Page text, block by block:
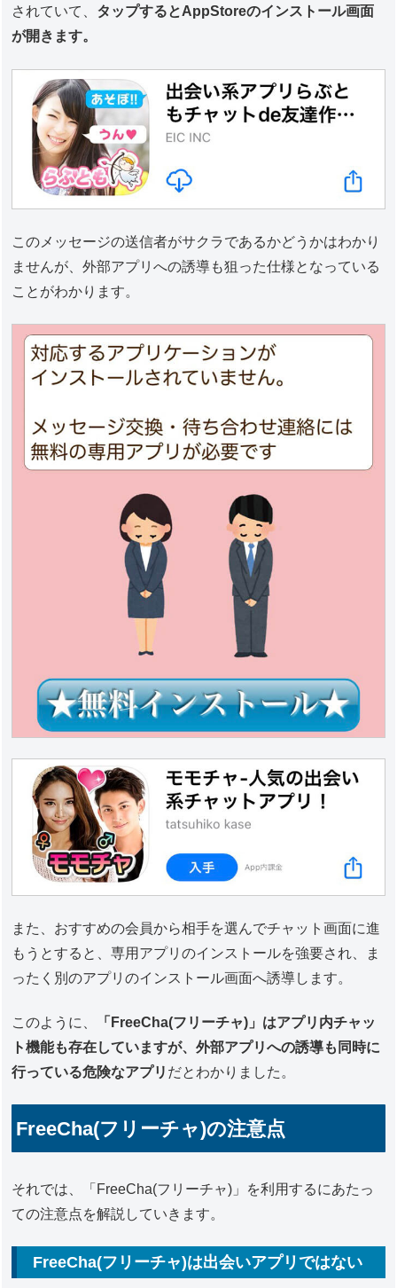
されていて、 タップするとAppStoreのインストール画面
が開きます。
このメッセージの送信者がサクラであるかどうかはわかり
ませんが、外部アプリへの誘導も狙った仕様となっている
ことがわかります。
また、おすすめの会員から相手を選んでチャット画面に進
もうとすると、専用アプリのインストールを強要され、ま
ったく別のアプリのインストール画面へ誘導します。
このように、
「FreeCha(フリーチャ)」はアプリ内チャッ
ト機能も存在していますが、外部アプリへの誘導も同時に
行っている危険なアプリ だとわかりました。
FreeCha(フリーチャ)の注意点
それでは、「FreeCha(フリーチャ)」を利用するにあたっ
ての注意点を解説していきます。
FreeCha(フリーチャ)は出会いアプリではない